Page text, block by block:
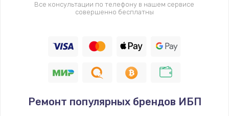
Все консультации по телефону в нашем сервисе
совершенно бесплатны
Ремонт популярных брендов ИБП